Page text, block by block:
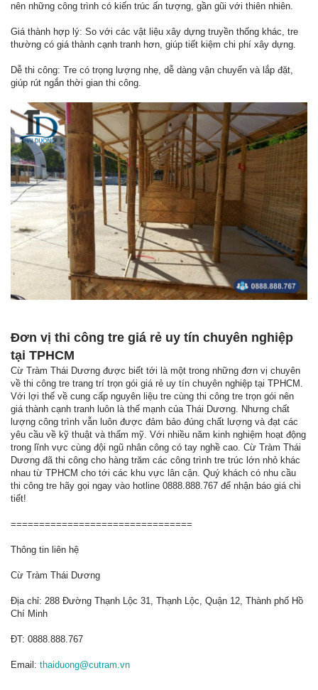
nên những công trình có kiến trúc ấn tượng, gần gũi với thiên nhiên.
Giá thành hợp lý: So với các vật liệu xây dựng truyền thống khác, tre
thường có giá thành cạnh tranh hơn, giúp tiết kiệm chi phí xây dựng.
Dễ thi công: Tre có trọng lượng nhẹ, dễ dàng vận chuyển và lắp đặt,
giúp rút ngắn thời gian thi công.
Đơn vị thi công tre giá rẻ uy tín chuyên nghiệp
tại TPHCM
Cừ Tràm Thái Dương được biết tới là một trong những đơn vị chuyên
về thi công tre trang trí trọn gói giá rẻ uy tín chuyên nghiệp tại TPHCM.
Với lợi thế về cung cấp nguyên liệu tre cùng thi công tre trọn gói nên
giá thành cạnh tranh luôn là thế mạnh của Thái Dương. Nhưng chất
lượng công trình vẫn luôn được đảm bảo đúng chất lượng và đạt các
yêu cầu về kỹ thuật và thẩm mỹ. Với nhiều năm kinh nghiệm hoạt động
trong lĩnh vực cùng đội ngũ nhân công có tay nghề cao. Cừ Tràm Thái
Dương đã thi công cho hàng trăm các công trình tre trúc lớn nhỏ khác
nhau từ TPHCM cho tới các khu vực lân cận. Quý khách có nhu cầu
thi công tre hãy gọi ngay vào hotline 0888.888.767 để nhận báo giá chi
tiết!
================================
Thông tin liên hệ
Cừ Tràm Thái Dương
Địa chỉ: 288 Đường Thạnh Lộc 31, Thạnh Lộc, Quận 12, Thành phố Hồ
Chí Minh
ĐT: 0888.888.767
Email: thaiduong@cutram.vn